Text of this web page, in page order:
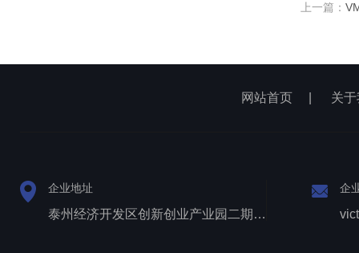
上一篇：
网站首页 关
企业地址
泰州经济开发区创新创业产业园二期1号厂房西侧三层
企